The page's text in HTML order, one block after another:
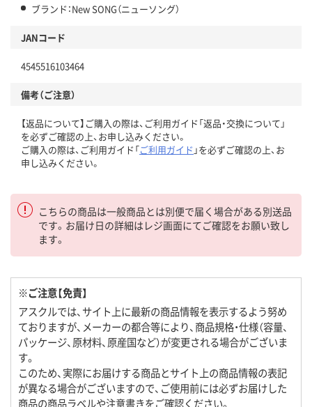
ブランド：New SONG（ニューソング）
JANコード
4545516103464
備考（ご注意）
【返品について】ご購入の際は、ご利用ガイド「返品・交換について」
を必ずご確認の上、お申し込みください。
ご購入の際は、ご利用ガイド「ご利用ガイド 」を必ずご確認の上、お
申し込みください。
こちらの商品は一般商品とは別便で届く場合がある別送品
です。お届け日の詳細はレジ画面にてご確認をお願い致し
ます。
※ご注意【免責】
アスクルでは、サイト上に最新の商品情報を表示するよう努め
ておりますが、メーカーの都合等により、商品規格・仕様（容量、
パッケージ、原材料、原産国など）が変更される場合がございま
す。
このため、実際にお届けする商品とサイト上の商品情報の表記
が異なる場合がございますので、ご使用前には必ずお届けした
商品の商品ラベルや注意書きをご確認ください。